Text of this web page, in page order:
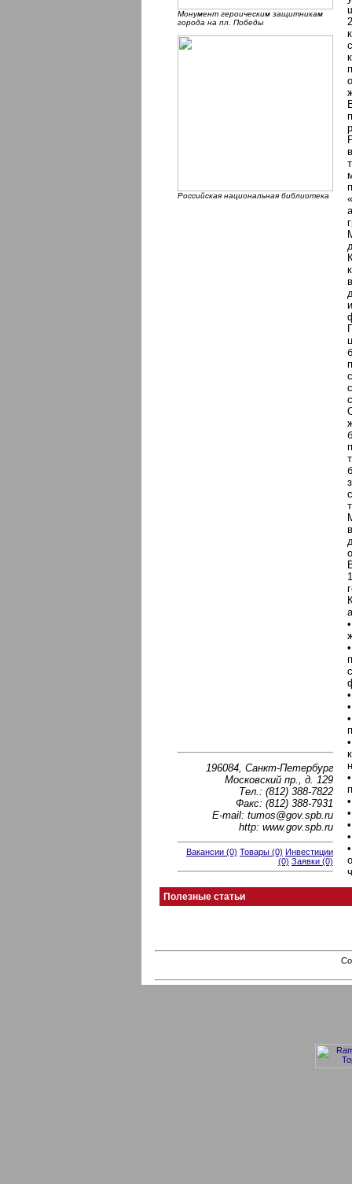
Монумент героическим защитникам
города на пл. Победы
Российская национальная библиотека
196084, Санкт-Петербург
Московский пр., д. 129
Тел.: (812) 388-7822
Факс: (812) 388-7931
E-mail: tumos@gov.spb.ru
http: www.gov.spb.ru
Вакансии (0) Товары (0) Инвестиции
(0) Заявки (0)
Полезные статьи